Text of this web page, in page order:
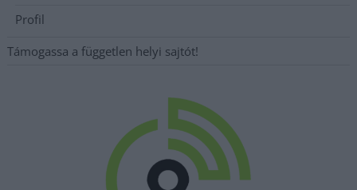
Profil
Támogassa a független helyi sajtót!